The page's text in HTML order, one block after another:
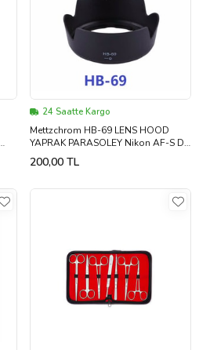
24 Saatte Kargo
Mettzchrom HB-69 LENS HOOD
YAPRAK PARASOLEY Nikon AF-S DX
18-55mm f/3.5-5.6G VR II LENS
uyumlu HB69
200,00 TL